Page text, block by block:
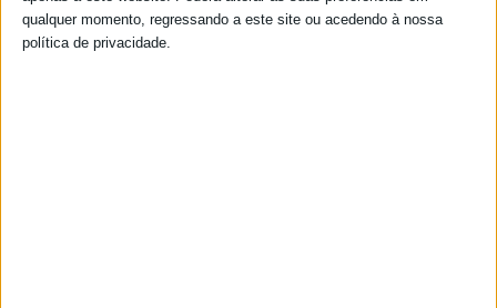
qualquer momento, regressando a este site ou acedendo à nossa
política de privacidade.